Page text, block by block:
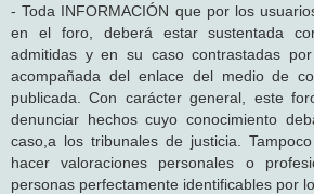
- Toda INFORMACIÓN que por los
en el foro, deberá estar sustentada
admitidas y en su caso contrastadas
acompañada del enlace del medio de
publicada. Con carácter general, este
denunciar hechos cuyo conocimiento
caso,a los tribunales de justicia.
hacer valoraciones personales o
personas perfectamente identificables por